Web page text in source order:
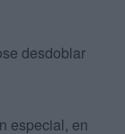
desdoblar
especial, en